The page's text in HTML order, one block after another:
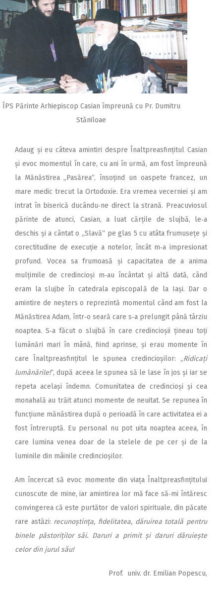
ÎPS Părinte Arhiepiscop Casian împreună cu Pr. Dumitru
Stăniloae
Adaug și eu câteva amintiri despre Înaltpreasfințitul Casian
și evoc momentul în care, cu ani în urmă, am fost împreună
la Mănăstirea „Pasărea“, însoțind un oaspete francez, un
mare medic trecut la Ortodoxie. Era vremea vecerniei și am
intrat în biserică ducându‑ne direct la strană. Preacuviosul
părinte de atunci, Casian, a luat cărțile de slujbă, le‑a
deschis și a cântat o „Slavă“ pe glas 5 cu atâta frumusețe și
corectitudine de execuție a notelor, încât m‑a impresionat
profund. Vocea sa frumoasă și capacitatea de a anima
mulțimile de credincioși m‑au încântat și altă dată, când
eram la slujbe în catedrala episcopală de la Iași. Dar o
amintire de neșters o reprezintă momentul când am fost la
Mănăstirea Adam, într‑o seară care s‑a prelungit până târziu
noaptea. S‑a făcut o slujbă în care credincioșii țineau toți
lumânări mari în mână, fiind aprinse, și erau momente în
care Înaltpreasfințitul le spunea credincioșilor: „Ridicați
lumânările!“, după aceea le spunea să le lase în jos și iar se
repeta același îndemn. Comunitatea de credincioși și cea
monahală au trăit atunci momente de neuitat. Se repunea în
funcțiune mănăstirea după o perioadă în care activitatea ei a
fost întreruptă. Eu personal nu pot uita noaptea aceea, în
care lumina venea doar de la stelele de pe cer și de la
luminile din mâinile credincioșilor.
Am încercat să evoc mo­mente din viața Înalt­prea­sfin­țitului
cunoscute de mine, iar amintirea lor mă face să‑mi întăresc
convingerea că este purtător de valori spirituale, din păcate
rare astăzi: recunoștința, fidelitatea, dăruirea totală pentru
binele păstoriților săi. Daruri a primit și daruri dăruiește
celor din jurul său!
Prof. univ. dr. Emilian Popescu,